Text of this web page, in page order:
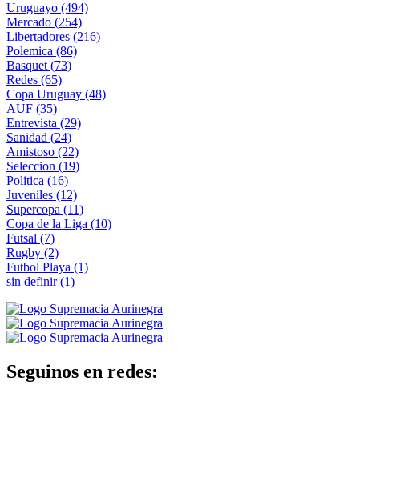
Uruguayo (494)
Mercado (254)
Libertadores (216)
Polemica (86)
Basquet(73)
Redes (65)
Copa Uruguay (48)
AUF (35)
Entrevista (29)
Sanidad (24)
Amistoso (22)
Seleccion (19)
Politica (16)
Juveniles (12)
Supercopa (11)
Copa de la Liga (10)
Futsal (7)
Rugby (2)
Futbol Playa (1)
sin definir(1)
Seguinos en redes: